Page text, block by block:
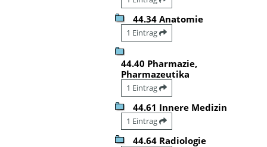
44.34 Anatomie
1 Eintrag
44.40 Pharmazie,
Pharmazeutika
1 Eintrag
44.61 Innere Medizin
1 Eintrag
44.64 Radiologie